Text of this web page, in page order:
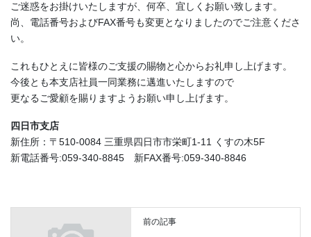
ご迷惑をお掛けいたしますが、何卒、宜しくお願い致します。
尚、電話番号およびFAX番号も変更となりましたのでご注意くださ
い。
これもひとえに皆様のご支援の賜物と心からお礼申し上げます。
今後とも本支店社員一同業務に邁進いたしますので
更なるご愛顧を賜りますようお願い申し上げます。
四日市支店
新住所：〒510-0084 三重県四日市市栄町1-11 くすの木5F
新電話番号:059-340-8845 新FAX番号:059-340-8846
前の記事